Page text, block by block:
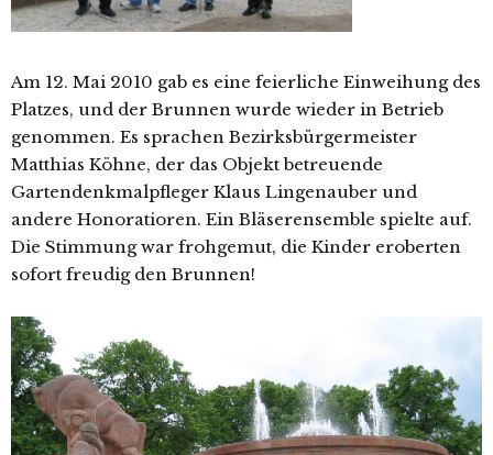
Am 12. Mai 2010 gab es eine feierliche Einweihung des
Platzes, und der Brunnen wurde wieder in Betrieb
genommen. Es sprachen Bezirksbürgermeister
Matthias Köhne, der das Objekt betreuende
Gartendenkmalpfleger Klaus Lingenauber und
andere Honoratioren. Ein Bläserensemble spielte auf.
Die Stimmung war frohgemut, die Kinder eroberten
sofort freudig den Brunnen!